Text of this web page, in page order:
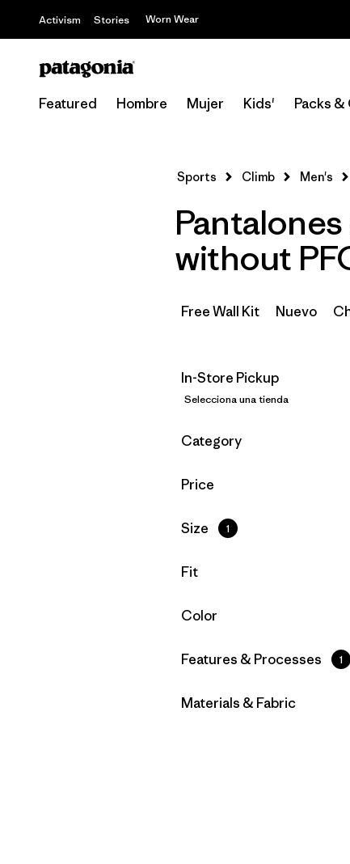
Activism Stories Worn Wear
Featured Hombre Mujer Kids' Packs &
Sports Climb Men's
without
Free Wall Kit Nuevo
In-Store Pickup
Selecciona una tienda
Filtrar por
Category
Filtrar por
Price
Filtrar por
Size 1
Filtrar por
Fit
Filtrar por
Color
Filtrar por
Features & Processes 1
Filtrar por
Materials & Fabric